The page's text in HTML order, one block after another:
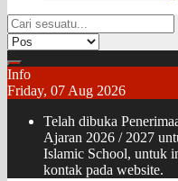
Info
Friday, 07 Aug 2026
Telah dibuka
Ajaran 2026 / 2027
Islamic School, untuk
kontak pada website.